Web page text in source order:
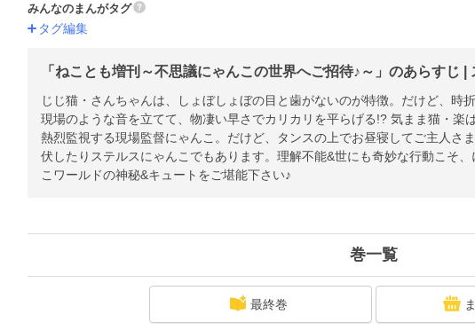
みんなのまんがタグ
タグ編集
「ねことも増刊～不思議にゃんこの世界へご招待♪～」のあらすじ |
じじ猫・さんちゃんは、しょぼしょぼの目と歯がないのが特徴。だけど、時
現場のような音を立てて、物凄い早さでカリカリを平らげる!? 気まま猫・楽
熱烈監視する現場監督にゃんこ。だけど、タンスの上でお昼寝してご主人さ
伏したりステルスにゃんこでもあります。理解不能&世にも奇妙な行動こそ
こワールドの神秘&キュートをご堪能下さい♪
巻一覧
最終巻